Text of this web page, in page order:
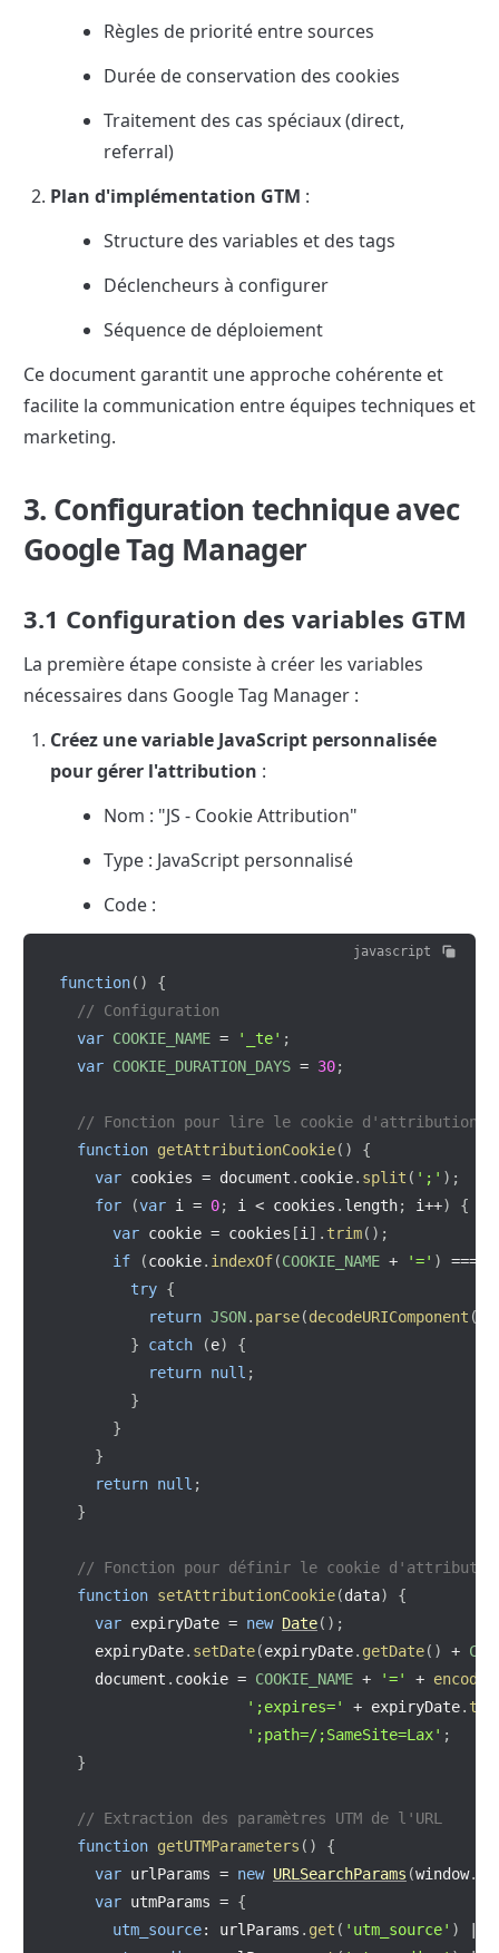
Règles de priorité entre sources
Durée de conservation des cookies
Traitement des cas spéciaux (direct,
referral)
Plan d'implémentation GTM :
Structure des variables et des tags
Déclencheurs à configurer
Séquence de déploiement
Ce document garantit une approche cohérente et
facilite la communication entre équipes techniques et
marketing.
3. Configuration technique avec
Google Tag Manager
3.1 Configuration des variables GTM
La première étape consiste à créer les variables
nécessaires dans Google Tag Manager :
Créez une variable JavaScript personnalisée
pour gérer l'attribution :
Nom : "JS - Cookie Attribution"
Type : JavaScript personnalisé
Code :
javascript
function( )
{
// Configuration
var COOKIE_NAME = '_te' ;
var COOKIE_DURATION_DAYS = 30;
// Fonction pour lire le cookie d'attribution
function getAttributionCookie( )
{
var cookies = document . cookie. split ( ';' ) ;
for
(var i = 0; i < cookies . length; i++)
{
var cookie = cookies [i] . trim( ) ;
if
(cookie. indexOf(COOKIE_NAME + '=' ) ===
try {
return JSON. parse(decodeURIComponent (
}
catch (e)
{
return null ;
}
}
}
return null ;
}
// Fonction pour définir le cookie
function setAttributionCookie(data)
{
var expiryDate = new Date( ) ;
    expiryDate
. setDate(expiryDate. getDate( ) +
    document
. cookie = COOKIE_NAME + '=' +
';expires='
+ expiryDate.
';path=/;SameSite=Lax' ;
}
// Extraction des paramètres UTM de l'URL
function getUTMParameters ( )
{
var urlParams = new URLSearchParams (window.
var utmParams = {
utm_source: urlParams . get ( 'utm_source' )